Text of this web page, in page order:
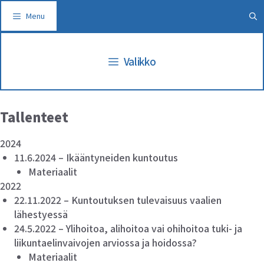
sisältöön
Menu
Valikko
Tallenteet
2024
11.6.2024 – Ikääntyneiden kuntoutus
Materiaalit
2022
22.11.2022 – Kuntoutuksen tulevaisuus vaalien
lähestyessä
24.5.2022 – Ylihoitoa, alihoitoa vai ohihoitoa tuki- ja
liikuntaelinvaivojen arviossa ja hoidossa?
Materiaalit